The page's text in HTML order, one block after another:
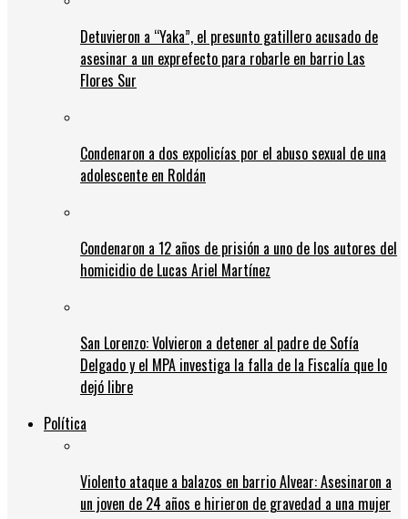
Detuvieron a “Yaka”, el presunto gatillero acusado de
asesinar a un exprefecto para robarle en barrio Las
Flores Sur
Condenaron a dos expolicías por el abuso sexual de una
adolescente en Roldán
Condenaron a 12 años de prisión a uno de los autores del
homicidio de Lucas Ariel Martínez
San Lorenzo: Volvieron a detener al padre de Sofía
Delgado y el MPA investiga la falla de la Fiscalía que lo
dejó libre
Política
Violento ataque a balazos en barrio Alvear: Asesinaron a
un joven de 24 años e hirieron de gravedad a una mujer